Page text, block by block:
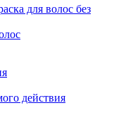
для волос без
действия